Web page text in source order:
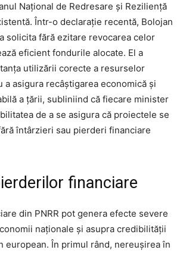
Național de Redresare și Reziliență
Într-o declarație recentă, Bolojan
solicita fără ezitare revocarea celor
eficient fondurile alocate. El a
utilizării corecte a resurselor
a asigura recâștigarea economică și
a țării, subliniind că fiecare minister
de a se asigura că proiectele se
întârzieri sau pierderi financiare
financiare
din PNRR pot genera efecte severe
naționale și asupra credibilității
european. În primul rând, nereușirea în